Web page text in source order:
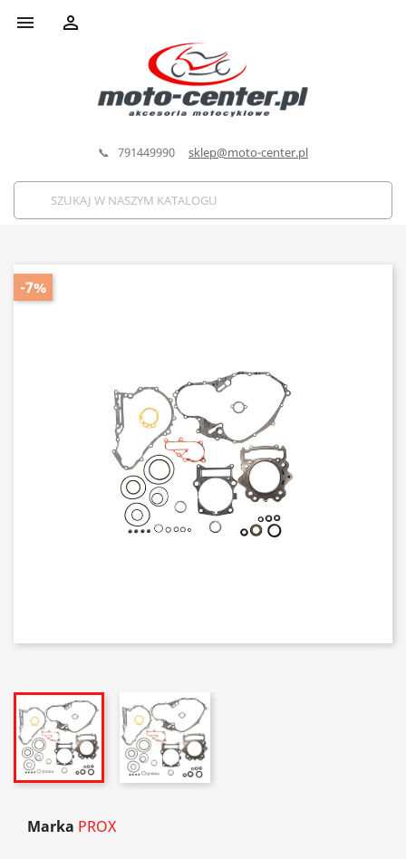
 
📞 791449990 sklep@moto-center.pl
-7%
Marka PROX